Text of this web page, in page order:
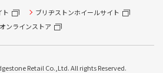
ト
ブリヂストンホイールサイト
オンラインストア
Retail Co.,Ltd. All rights Reserved.
/タイヤ履き替え/オイル交換/その他
え順番待ち予約 ※クローク契約会員の